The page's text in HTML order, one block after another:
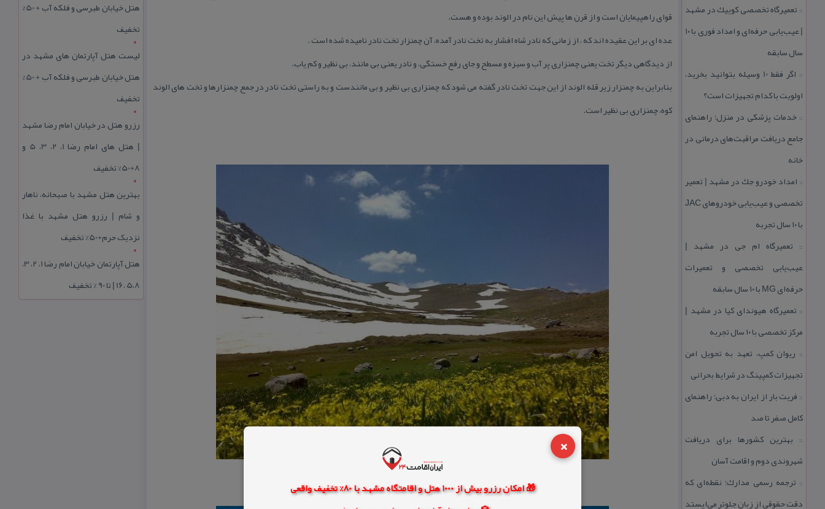
×
🎁 امکان رزرو بیش از 1000 هتل و اقامتگاه مشهد با 80% تخفیف واقعی
:: تعمیرگاه تخصصی كوییك در مشهد
| عیب‌یابی حرفه‌ای و امداد فوری با ۱۰
سال سابقه
::
اگر فقط 10 وسیله بتوانید بخرید،
اولویت با كدام تجهیزات است؟
:: خدمات پزشكی در منزل؛ راهنمای
جامع دریافت مراقبت‌های درمانی در
خانه
:: امداد خودرو جك در مشهد | تعمیر
تخصصی و عیب‌یابی خودروهای JAC
با ۱۰ سال تجربه
:: تعمیرگاه ام جی در مشهد |
عیب‌یابی تخصصی و تعمیرات
حرفه‌ای MG با ۱۰ سال سابقه
:: تعمیرگاه هیوندای كیا در مشهد |
مركز تخصصی با ۱۰ سال تجربه
:: ریوان كمپ، تعهد به تحویل امن
تجهیزات كمپینگ در شرایط بحرانی
:: فریت بار از ایران به دبی؛ راهنمای
كامل صفر تا صد
:: بهترین كشورها برای دریافت
شهروندی دوم و اقامت آسان
:: ترجمه رسمی مدارك؛ نقطه‌ای كه
دقت حقوقی از زبان جلوتر می‌ایستد
قوای راهپیمایان است و از قرن ها پیش این نام در الوند بوده و هست.
عده ای بر این عقیده اند كه ، از زمانی كه نادر شاه افشار به تخت نادر آمده، آن چمنزار تخت نادر نامیده شده است .
از دیدگاهی دیگر تخت یعنی چمنزاری پر آب و سبزه و مسطح و جای رفع خستگی، و نادر یعنی بی مانند، بی نظیر و كم یاب.
بنابراین به چمنزار زیر قله الوند از این جهت تخت نادر گفته می شود كه چمنزاری بی نظیر و بی مانندست و به راستی تخت نادر در جمع چمنزارها و تخت های الوند
كوه، چمنزاری بی نظیر است.
هتل خیابان طبرسی و فلکه آب + 50%
تخفیف
لیست هتل آپارتمان های مشهد در
هتل خیابان طبرسی و فلکه آب + 50%
تخفیف
رزرو هتل در خیابان امام رضا مشهد
| هتل‌ های امام رضا 1، 2، 3، 5 و
8+50% تخفیف
بهترین هتل مشهد با صبحانه، ناهار
و شام | رزرو هتل مشهد با غذا
نزدیک حرم+50% تخفیف
هتل آپارتمان خیابان امام رضا 1، 2، 3،
5،8 ،16 | تا 90 % تخفیف